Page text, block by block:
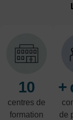
10
centres de
formation
+
de